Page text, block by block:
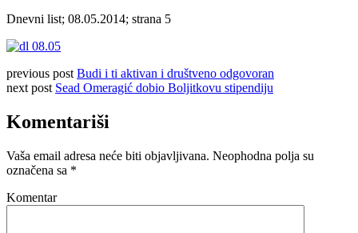
Dnevni list; 08.05.2014; strana 5
previous post Budi i ti aktivan i društveno odgovoran
next post Sead Omeragić dobio Boljitkovu stipendiju
Komentariši
Vaša email adresa neće biti objavljivana. Neophodna polja su
označena sa *
Komentar